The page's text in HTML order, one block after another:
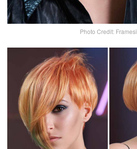
Photo Credit: Framesi